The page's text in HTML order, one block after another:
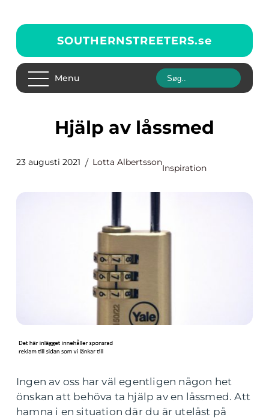
SOUTHERNSTREETERS.se
Menu
Hjälp av låssmed
23 augusti 2021 Lotta Albertsson
Inspiration
Ingen av oss har väl egentligen någon het
önskan att behöva ta hjälp av en låssmed. Att
hamna i en situation där du är utelåst på